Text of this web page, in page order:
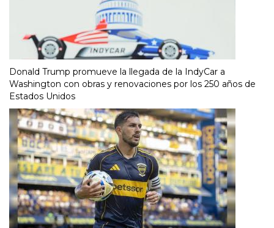
Donald Trump promueve la llegada de la IndyCar a
Washington con obras y renovaciones por los 250 años de
Estados Unidos